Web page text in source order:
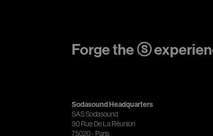
Forge the ⓢ
Sodasound Headquarters
SAS Sodasound
90 Rue De La Réunion
75020 - Paris